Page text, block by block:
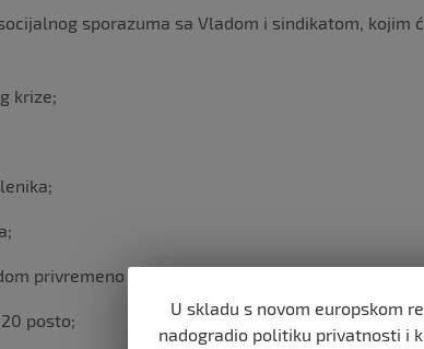
sporazuma sa Vladom i sindikatom, kojim
krize;
privremeno ne postoji potreba, ali ne manje od
posto;
U skladu s novom europskom
nadogradio politiku privatnosti i